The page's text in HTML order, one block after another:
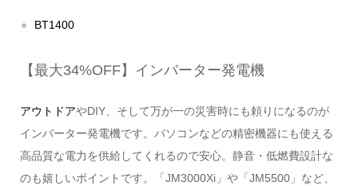
BT1400
【最大34%OFF】インバーター発電機
アウトドアやDIY、そして万が一の災害時にも頼りになるのが
インバーター発電機です。パソコンなどの精密機器にも使える
高品質な電力を供給してくれるので安心。静音・低燃費設計な
のも嬉しいポイントです。「JM3000Xi」や「JM5500」など、